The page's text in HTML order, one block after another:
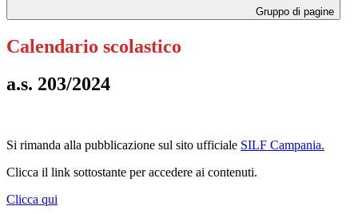
Gruppo di pagine
Calendario scolastico
a.s. 203/2024
Si rimanda alla pubblicazione sul sito ufficiale SILF Campania.
Clicca il link sottostante per accedere ai contenuti.
Clicca qui